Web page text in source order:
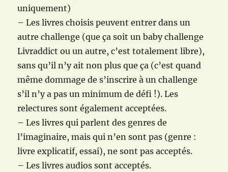
uniquement)
– Les livres choisis peuvent entrer dans un
autre challenge (que ça soit un baby challenge
Livraddict ou un autre, c’est totalement libre),
sans qu’il n’y ait non plus que ça (c’est quand
même dommage de s’inscrire à un challenge
s’il n’y a pas un minimum de défi !). Les
relectures sont également acceptées.
– Les livres qui parlent des genres de
l’imaginaire, mais qui n’en sont pas (genre :
livre explicatif, essai), ne sont pas acceptés.
– Les livres audios sont acceptés.